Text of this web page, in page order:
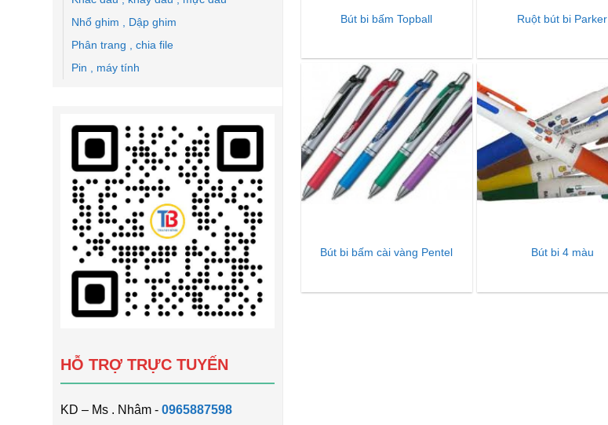
Nhổ ghim , Dập ghim
Phân trang , chia file
Pin , máy tính
HỖ TRỢ TRỰC TUYẾN
KD – Ms . Nhâm - 0965887598
Bút bi bấm Topball Ruột bút bi Parker
Bút bi bấm cài vàng Pentel Bút bi 4 màu